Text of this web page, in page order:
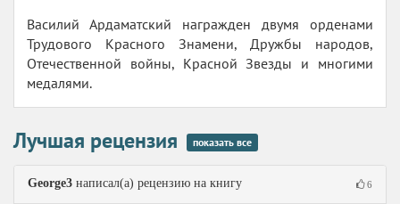
Василий Ардаматский награжден двумя орденами
Трудового Красного Знамени, Дружбы народов,
Отечественной войны, Красной Звезды и многими
медалями.
Лучшая рецензия показать все
George3 написал(а) рецензию на книгу 6